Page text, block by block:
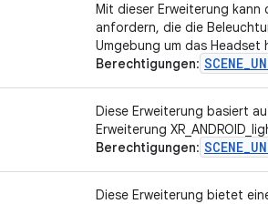
Mit dieser Erweiterung kann
anfordern, die die
Umgebung um das Headset
Berechtigungen:
Diese Erweiterung basiert
Erweiterung
Berechtigungen:
Diese Erweiterung bietet